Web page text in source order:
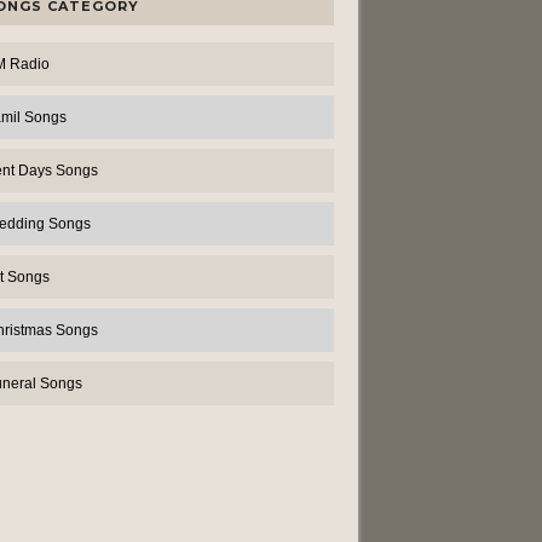
CATEGORY
Radio
Songs
Days Songs
Songs
Songs
Songs
Songs